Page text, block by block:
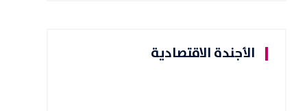
الأجندة الاقتصادية